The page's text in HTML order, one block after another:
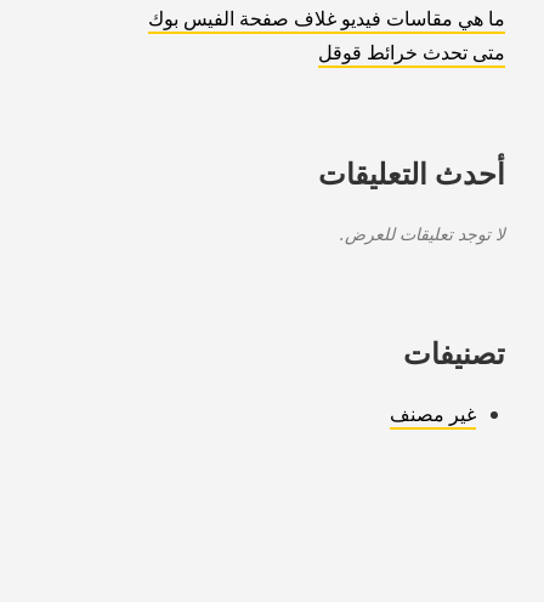
ما هي مقاسات فيديو غلاف صفحة الفيس بوك
متى تحدث خرائط قوقل
أحدث التعليقات
لا توجد تعليقات للعرض.
تصنيفات
غير مصنف